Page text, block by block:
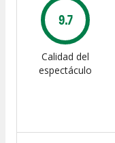
9.7
Calidad del
espectáculo